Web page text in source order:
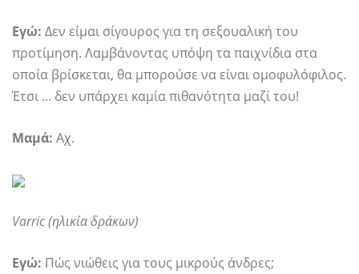
Εγώ: Δεν είμαι σίγουρος για τη σεξουαλική του
προτίμηση. Λαμβάνοντας υπόψη τα παιχνίδια στα
οποία βρίσκεται, θα μπορούσε να είναι ομοφυλόφιλος.
Έτσι ... δεν υπάρχει καμία πιθανότητα μαζί του!
Μαμά: Αχ.
Varric (ηλικία δράκων)
Εγώ: Πώς νιώθεις για τους μικρούς άνδρες;